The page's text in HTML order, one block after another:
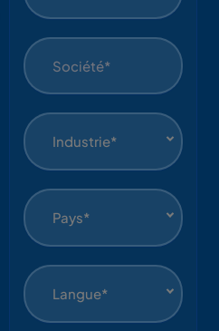
Industrie*
Pays*
Langue*